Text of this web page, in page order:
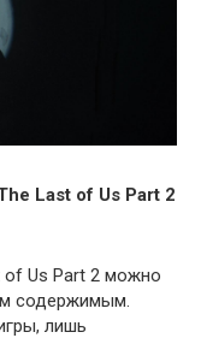
Last of Us Part 2
of Us Part 2 можно
содержимым.
лишь